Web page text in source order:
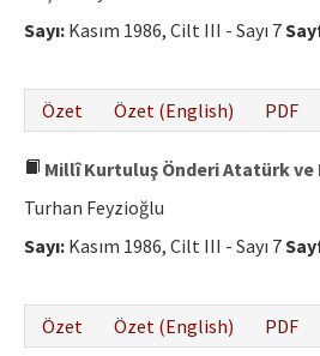
Sayı: Kasım 1986, Cilt III - Sayı 7
Özet
Özet (English) PDF
Millî Kurtuluş Önderi Atatürk
Turhan Feyzioğlu
Sayı: Kasım 1986, Cilt III - Sayı 7
Özet
Özet (English) PDF